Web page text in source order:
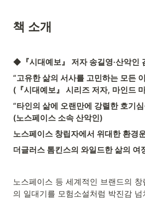
책 소개
◆『시대예보』 저자 송길영·산악인
“고유한 삶의 서사를 고민하는 모든
(『시대예보』 시리즈 저자, 마인드
“타인의 삶에 오랜만에 강렬한 호기
(노스페이스 소속 산악인)
노스페이스 창립자에서 위대한 환경
더글러스 톰킨스의 와일드한 삶의 여
노스페이스 등 세계적인 브랜드의
의 일대기를 모험소설처럼 박진감